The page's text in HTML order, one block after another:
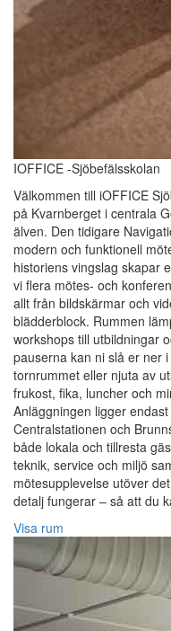
IOFFICE -Sjöbefälsskolan
Välkommen till iOFFICE
på Kvarnberget i centrala
älven. Den tidigare
modern och funktionell
historiens vingslag skapar
vi flera mötes- och
allt från bildskärmar och
blädderblock. Rummen
workshops till utbildningar
pauserna kan ni slå er ner
tornrummet eller njuta av
frukost, fika, luncher och
Anläggningen ligger
Centralstationen och
både lokala och tillresta
teknik, service och miljö
mötesupplevelse utöver
detalj fungerar – så att du
Visa rum